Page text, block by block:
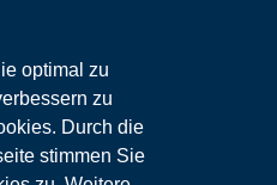
optimal zu
zu
Durch die
stimmen Sie